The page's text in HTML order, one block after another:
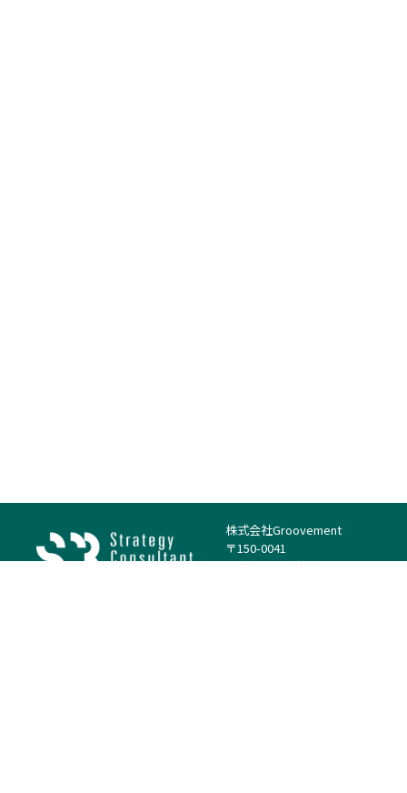
株式会社Groovement
〒150-0041
東京都渋谷区神南1丁目23−14